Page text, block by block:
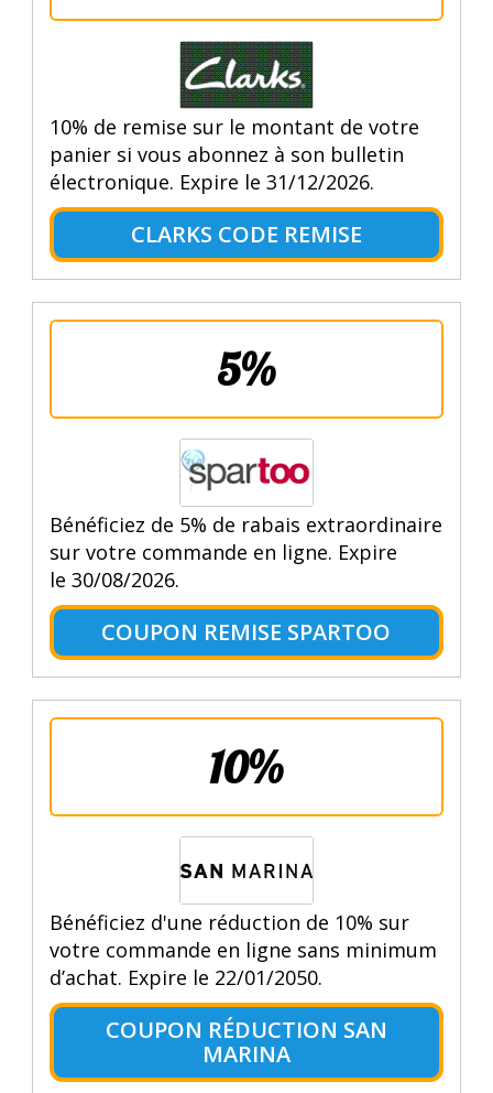
10% de remise sur le montant de votre
panier si vous abonnez à son bulletin
électronique. Expire le 31/12/2026.
CLARKS CODE REMISE
5%
Bénéficiez de 5% de rabais extraordinaire
sur votre commande en ligne. Expire
le 30/08/2026.
COUPON REMISE SPARTOO
10%
Bénéficiez d'une réduction de 10% sur
votre commande en ligne sans minimum
d’achat. Expire le 22/01/2050.
COUPON RÉDUCTION SAN
MARINA